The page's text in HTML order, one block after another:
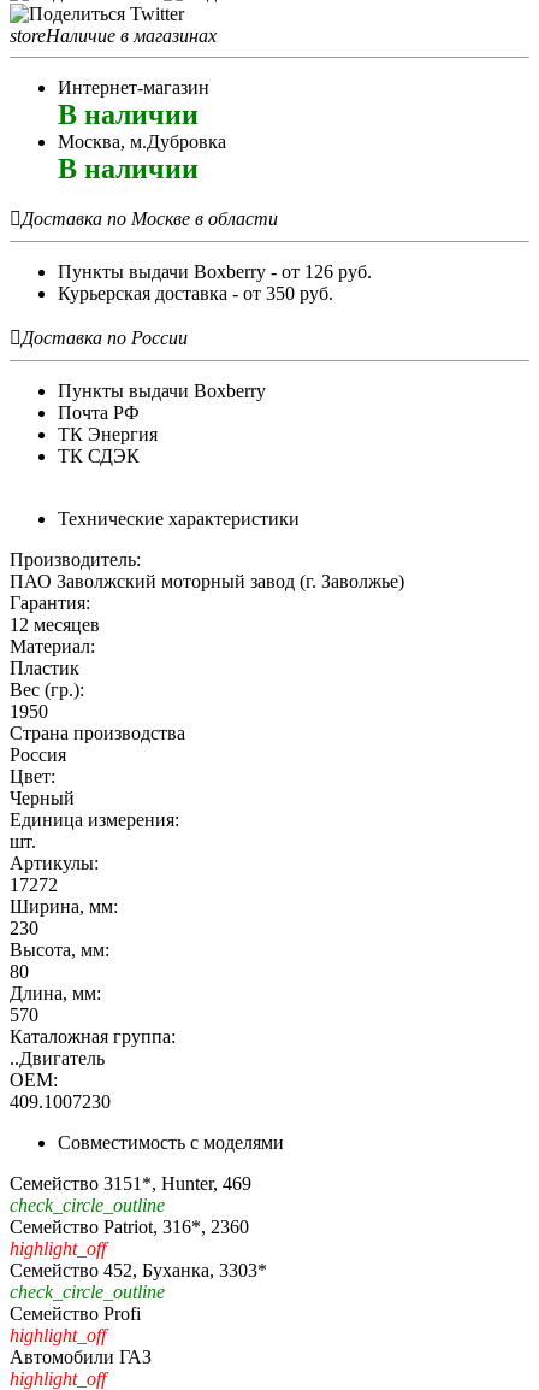
storeНаличие в магазинах
Интернет-магазин
В наличии
Москва, м.Дубровка
В наличии
Доставка по Москве в области
Пункты выдачи Boxberry - от 126 руб.
Курьерская доставка - от 350 руб.
Доставка по России
Пункты выдачи Boxberry
Почта РФ
ТК Энергия
ТК СДЭК
Технические характеристики
Производитель:
ПАО Заволжский моторный завод (г. Заволжье)
Гарантия:
12 месяцев
Материал:
Пластик
Вес (гр.):
1950
Страна производства
Россия
Цвет:
Черный
Единица измерения:
шт.
Артикулы:
17272
Ширина, мм:
230
Высота, мм:
80
Длина, мм:
570
Каталожная группа:
..Двигатель
OEM:
409.1007230
Совместимость с моделями
Семейство 3151*, Hunter, 469
check_circle_outline
Семейство Patriot, 316*, 2360
highlight_off
Семейство 452, Буханка, 3303*
check_circle_outline
Семейство Profi
highlight_off
Автомобили ГАЗ
highlight_off